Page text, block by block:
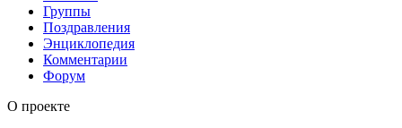
Группы
Поздравления
Энциклопедия
Комментарии
Форум
О проекте